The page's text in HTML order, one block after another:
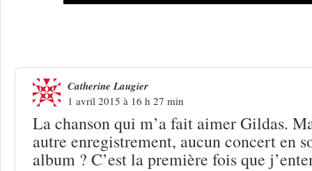
Catherine Laugier
1 avril 2015 à 16 h 27 min
La chanson qui m’a fait aimer Gildas.
autre enregistrement, aucun concert en
album ? C’est la première fois que